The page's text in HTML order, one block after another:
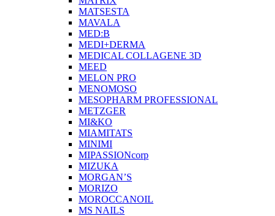
MATSESTA
MAVALA
MED:B
MEDI+DERMA
MEDICAL COLLAGENE 3D
MEED
MELON PRO
MENOMOSO
MESOPHARM PROFESSIONAL
METZGER
MI&KO
MIAMITATS
MINIMI
MIPASSIONcorp
MIZUKA
MORGAN’S
MORIZO
MOROCCANOIL
MS NAILS